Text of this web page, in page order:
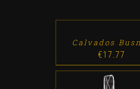
CART
DETALLESCalvados
€17.77